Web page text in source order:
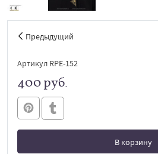
Предыдущий
Артикул RPE-152
400 руб.
В корзину